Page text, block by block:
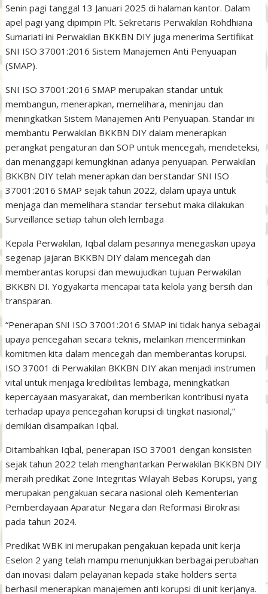
Senin pagi tanggal 13 Januari 2025 di halaman kantor. Dalam
apel pagi yang dipimpin Plt. Sekretaris Perwakilan Rohdhiana
Sumariati ini Perwakilan BKKBN DIY juga menerima Sertifikat
SNI ISO 37001:2016 Sistem Manajemen Anti Penyuapan
(SMAP).
SNI ISO 37001:2016 SMAP merupakan standar untuk
membangun, menerapkan, memelihara, meninjau dan
meningkatkan Sistem Manajemen Anti Penyuapan. Standar ini
membantu Perwakilan BKKBN DIY dalam menerapkan
perangkat pengaturan dan SOP untuk mencegah, mendeteksi,
dan menanggapi kemungkinan adanya penyuapan. Perwakilan
BKKBN DIY telah menerapkan dan berstandar SNI ISO
37001:2016 SMAP sejak tahun 2022, dalam upaya untuk
menjaga dan memelihara standar tersebut maka dilakukan
Surveillance setiap tahun oleh lembaga
Kepala Perwakilan, Iqbal dalam pesannya menegaskan upaya
segenap jajaran BKKBN DIY dalam mencegah dan
memberantas korupsi dan mewujudkan tujuan Perwakilan
BKKBN DI. Yogyakarta mencapai tata kelola yang bersih dan
transparan.
“Penerapan SNI ISO 37001:2016 SMAP ini tidak hanya sebagai
upaya pencegahan secara teknis, melainkan mencerminkan
komitmen kita dalam mencegah dan memberantas korupsi.
ISO 37001 di Perwakilan BKKBN DIY akan menjadi instrumen
vital untuk menjaga kredibilitas lembaga, meningkatkan
kepercayaan masyarakat, dan memberikan kontribusi nyata
terhadap upaya pencegahan korupsi di tingkat nasional,”
demikian disampaikan Iqbal.
Ditambahkan Iqbal, penerapan ISO 37001 dengan konsisten
sejak tahun 2022 telah menghantarkan Perwakilan BKKBN DIY
meraih predikat Zone Integritas Wilayah Bebas Korupsi, yang
merupakan pengakuan secara nasional oleh Kementerian
Pemberdayaan Aparatur Negara dan Reformasi Birokrasi
pada tahun 2024.
Predikat WBK ini merupakan pengakuan kepada unit kerja
Eselon 2 yang telah mampu menunjukkan berbagai perubahan
dan inovasi dalam pelayanan kepada stake holders serta
berhasil menerapkan manajemen anti korupsi di unit kerjanya.